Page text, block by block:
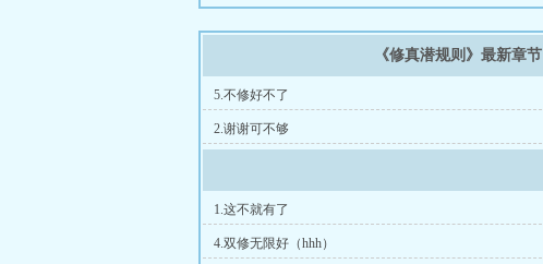
《修真潜规则》最新章节
5.不修好不了
2.谢谢可不够
1.这不就有了
4.双修无限好（hhh）